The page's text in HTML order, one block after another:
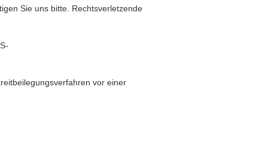
Sie uns bitte. Rechtsverletzende
vor einer